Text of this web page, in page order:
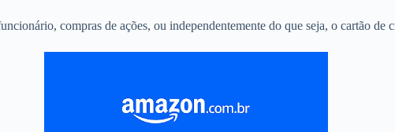
compras de ações, ou independentemente do que seja, o cartão